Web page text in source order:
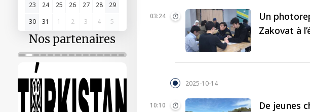
23
24 25 26 27 28
29
30
31 1 2 3 4 5
Nos partenaires
03:24
Un
Zakovat à
2025-10-14
10:10
De jeunes